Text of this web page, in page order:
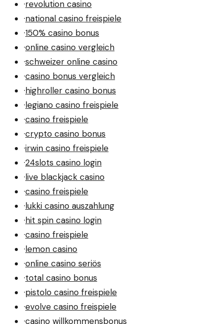
·revolution casino
·national casino freispiele
·150% casino bonus
·online casino vergleich
·schweizer online casino
·casino bonus vergleich
·highroller casino bonus
·legiano casino freispiele
·casino freispiele
·crypto casino bonus
·irwin casino freispiele
·24slots casino login
·live blackjack casino
·casino freispiele
·lukki casino auszahlung
·hit spin casino login
·casino freispiele
·lemon casino
·online casino seriös
·total casino bonus
·pistolo casino freispiele
·evolve casino freispiele
·casino willkommensbonus